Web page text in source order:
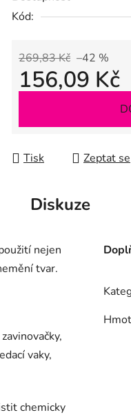
0,0
z
hvězdiček.
Kód:
269,83 Kč –42 %
156,09 Kč
Tisk Zeptat se
Diskuze
nejen
tvar.
vaky,
chemicky